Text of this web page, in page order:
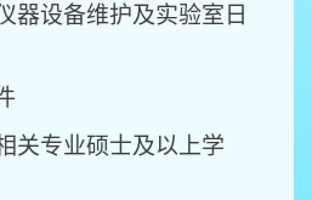
设备维护及实验室日
专业硕士及以上学